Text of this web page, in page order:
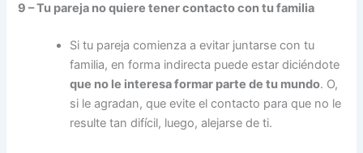
9 – Tu pareja no quiere tener contacto con tu familia
Si tu pareja comienza a evitar juntarse con tu
familia, en forma indirecta puede estar diciéndote
que no le interesa formar parte de tu mundo. O,
si le agradan, que evite el contacto para que no le
resulte tan difícil, luego, alejarse de ti.